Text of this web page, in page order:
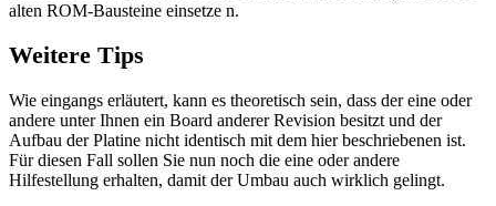
alten ROM-Bausteine einsetze n.
Weitere Tips
Wie eingangs erläutert, kann es theoretisch sein, dass der eine oder
andere unter Ihnen ein Board anderer Revision besitzt und der
Aufbau der Platine nicht identisch mit dem hier beschriebenen ist.
Für diesen Fall sollen Sie nun noch die eine oder andere
Hilfestellung erhalten, damit der Umbau auch wirklich gelingt.